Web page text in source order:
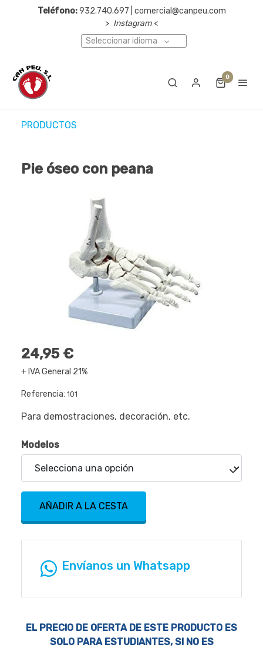
Teléfono:932.740.697 | comercial@canpeu.com
> Instagram <
Seleccionar idioma
0
PRODUCTOS
Pie óseo con peana
24,95 €
+ IVA General 21%
Referencia: 101
Para demostraciones, decoración, etc.
Modelos
AÑADIR A LA CESTA
Envíanos un Whatsapp
EL PRECIO DE OFERTA DE ESTE PRODUCTO ES
SOLO PARA ESTUDIANTES, SI NO ES